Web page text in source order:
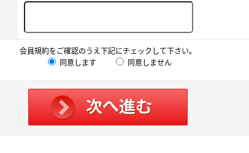
会員規約をご確認のうえ下記にチェックして下さい。
同意します
同意しません